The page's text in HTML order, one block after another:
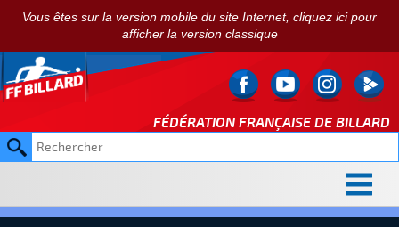
Vous êtes sur la version mobile du site Internet, cliquez ici pour
afficher la version classique
FÉDÉRATION FRANÇAISE DE BILLARD